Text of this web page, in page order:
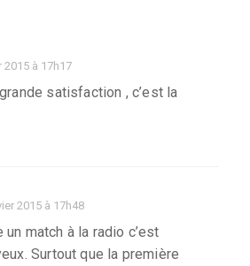
2015 à 17h17
satisfaction , c’est la
2015 à 17h48
match à la radio c’est
Surtout que la première